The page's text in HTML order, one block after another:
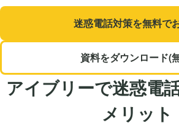
迷惑電話対策を無料で
資料をダウンロード(
アイブリーで迷惑電
メリット